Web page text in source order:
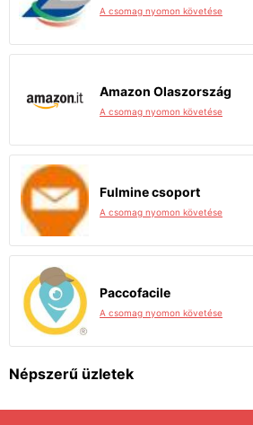
A csomag nyomon követése
Amazon Olaszország
A csomag nyomon követése
Fulmine csoport
A csomag nyomon követése
Paccofacile
A csomag nyomon követése
Népszerű üzletek